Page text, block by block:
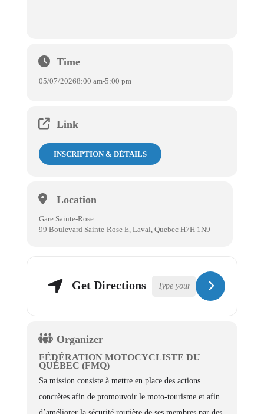
Time
05/07/20268:00 am-5:00 pm
Link
INSCRIPTION & DÉTAILS
Location
Gare Sainte-Rose
99 Boulevard Sainte-Rose E, Laval, Quebec H7H 1N9
Get Directions
Organizer
FÉDÉRATION MOTOCYCLISTE DU
QUÉBEC (FMQ)
Sa mission consiste à mettre en place des actions
concrètes afin de promouvoir le moto-tourisme et afin